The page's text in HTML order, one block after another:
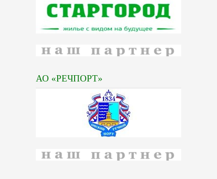
АО «РЕЧПОРТ»